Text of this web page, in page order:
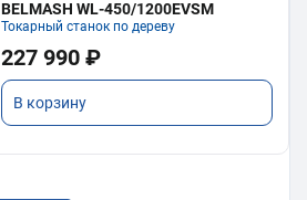
BELMASH WL-450/1200EVSM
Токарный станок по дереву
227 990 ₽
В корзину